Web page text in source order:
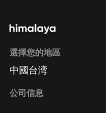
選擇您的地區
中國台湾
公司信息